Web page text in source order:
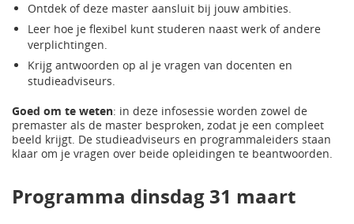
Ontdek of deze master aansluit bij jouw ambities.
Leer hoe je flexibel kunt studeren naast werk of andere
verplichtingen.
Krijg antwoorden op al je vragen van docenten en
studieadviseurs.
Goed om te weten: in deze infosessie worden zowel de
premaster als de master besproken, zodat je een compleet
beeld krijgt. De studieadviseurs en programmaleiders staan
klaar om je vragen over beide opleidingen te beantwoorden.
Programma dinsdag 31 maart